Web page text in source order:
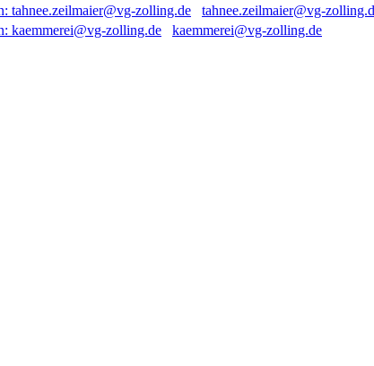
tahnee.zeilmaier@vg-
kaemmerei@vg-zolling.de